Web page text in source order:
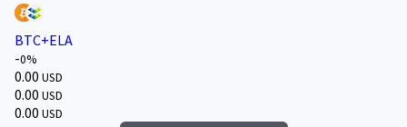
BTC+ELA
-0%
0.00 USD
0.00 USD
0.00 USD